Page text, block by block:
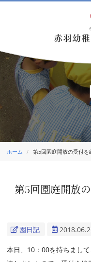
ホーム 第5回園庭開放の受付を
第5回園庭開放
園日記
本日、10：00を持ちまし